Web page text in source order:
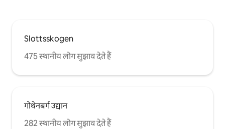
Slottsskogen
475 स्थानीय लोग सुझाव देते हैं
गोथेनबर्ग उद्यान
282 स्थानीय लोग सुझाव देते हैं